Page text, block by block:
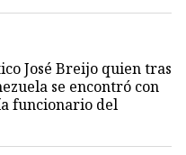
José Breijo quien tras
se encontró con
funcionario del